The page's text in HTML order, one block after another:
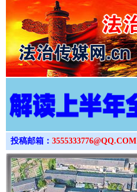
投稿邮箱： 3555333776@QQ.COM